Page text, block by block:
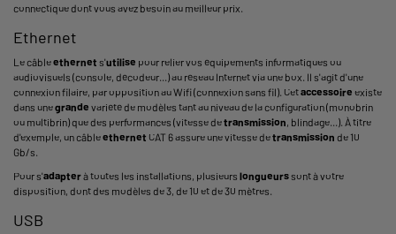
connectique dont vous avez besoin au meilleur prix.
Ethernet
Le câbleethernet s'utilise pour relier vos équipements informatiques ou
audiovisuels (console, décodeur...) au réseau Internet via une box. Il s'agit d'une
connexion filaire, par opposition au Wifi (connexion sans fil). Cetaccessoire existe
dans unegrande variété de modèles tant au niveau de la configuration (monobrin
ou multibrin) que des performances (vitesse detransmission, blindage...). À titre
d'exemple, un câbleethernet CAT 6 assure une vitesse detransmission de 10
Gb/s.
Pour s'adapterà toutes les installations, plusieurs longueurssont à votre
disposition, dont des modèles de 3, de 10 et de 30 mètres.
USB